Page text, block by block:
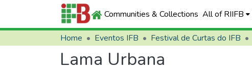
Communities & Collections All of RIIFB
Home Eventos IFB Festival de Curtas do IFB
Lama Urbana